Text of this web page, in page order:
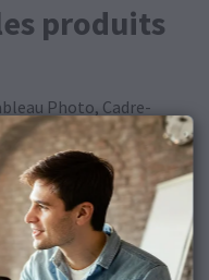
produits
Photo, Cadre-
dans